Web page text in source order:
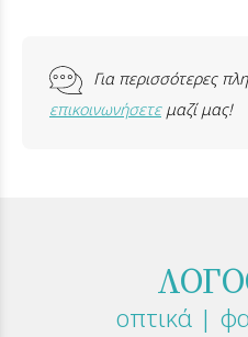
Για περισσότερες
επικοινωνήσετεμαζί μας!
οπτικά |